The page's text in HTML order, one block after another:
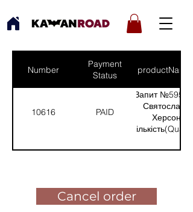
Number
Payment
Status
productNames
10616 PAID
Запит №595 від:
Святослав -
Херсон
Cancel order